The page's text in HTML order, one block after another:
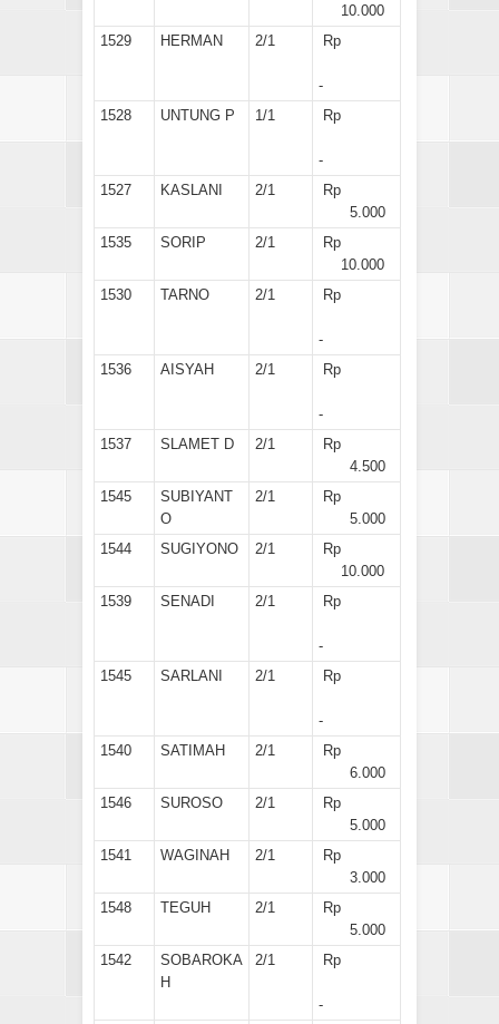
10.000
1529
HERMAN 2/1 Rp
-
1528
UNTUNG P 1/1 Rp
-
1527
KASLANI 2/1
Rp
5.000
1535
SORIP 2/1
Rp
10.000
1530
TARNO 2/1 Rp
-
1536
AISYAH 2/1 Rp
-
1537
SLAMET D 2/1
Rp
4.500
1545
SUBIYANT
O
2/1
Rp
5.000
1544
SUGIYONO 2/1
Rp
10.000
1539
SENADI 2/1 Rp
-
1545
SARLANI 2/1 Rp
-
1540
SATIMAH 2/1
Rp
6.000
1546
SUROSO 2/1
Rp
5.000
1541
WAGINAH 2/1
Rp
3.000
1548
TEGUH 2/1
Rp
5.000
1542
SOBAROKA
H
2/1 Rp
-